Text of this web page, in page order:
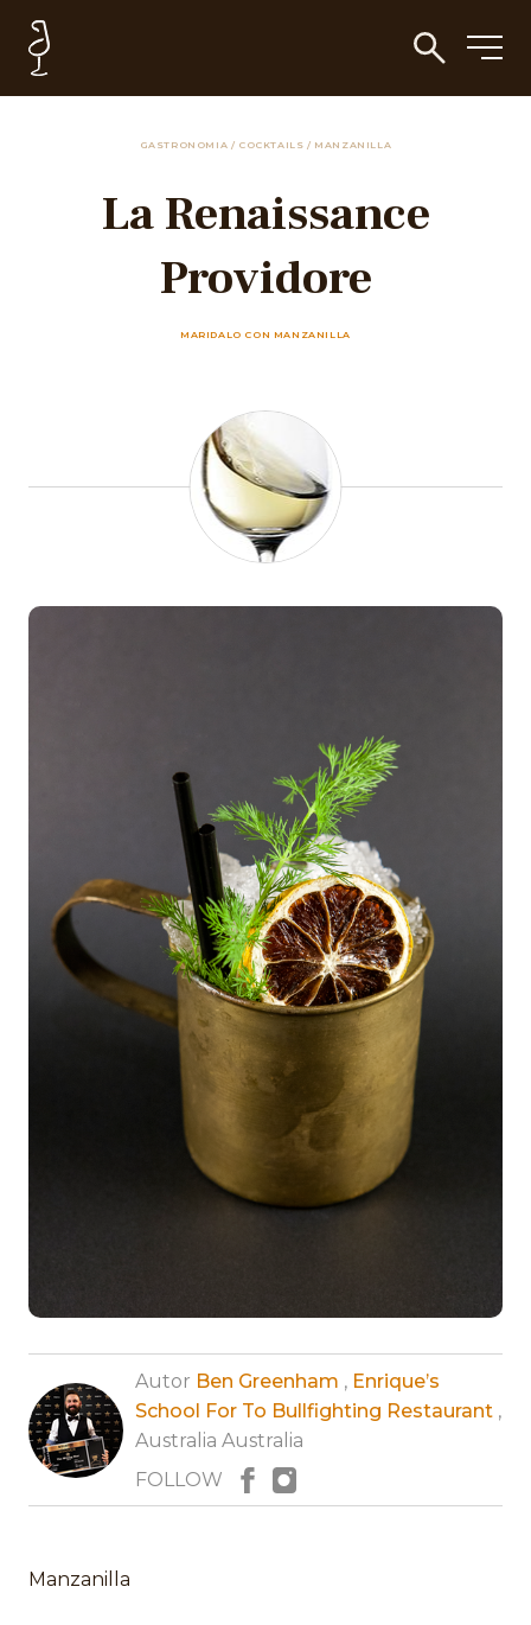
GASTRONOMIA / COCKTAILS/ MANZANILLA
La Renaissance
Providore
MARIDALO CON MANZANILLA
Autor Ben Greenham , Enrique’s
School For To Bullfighting Restaurant ,
Australia Australia
FOLLOW
Manzanilla